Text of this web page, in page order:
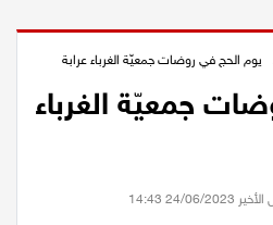
يوم الحج في روضات جمعيّة الغرباء عرابة
جمعيّة الغرباء
06/2023 14:43